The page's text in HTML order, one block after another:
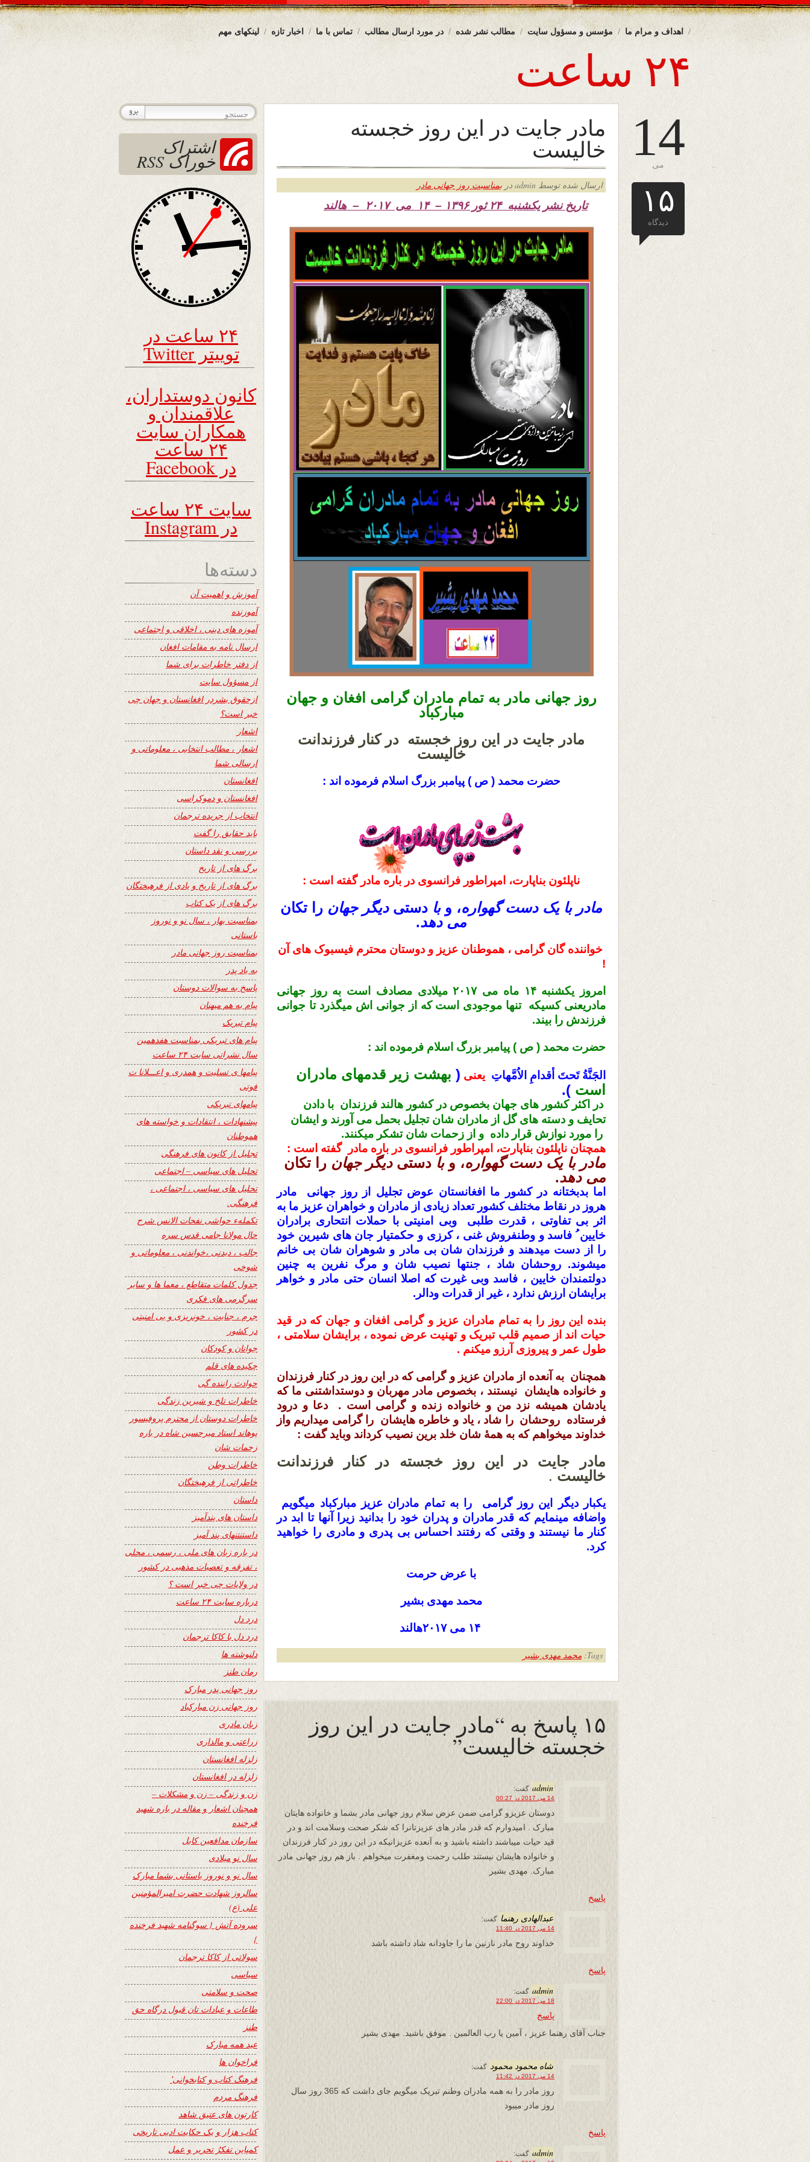
لینکهای مهم اخبار تازه تماس با ما در مورد ارسال مطالب مطالب نشر شده مؤسس و مسؤول سایت اهداف و مرام ما
۲۴ ساعت
14
می
۱۵
دیدگاه
مادر جایت در این روز خجسته
خالیست
ارسال شده توسط admin در بمناسبت روز جهانی مادر
تاریخ نشر یکشنبه ۲۴ ثور ۱۳۹۶ – ۱۴ می ۲۰۱۷ – هالند
روز جهانی مادر به تمام مادران گرامی افغان و جهان
مبارکباد
مادر جایت در این روز خجسته در کنار فرزندانت
خالیست
حضرت محمد ( ص ) پیامبر بزرگ اسلام فرموده اند :
ناپلئون بناپارت، امپراطور فرانسوی در باره مادر گفته است :
مادر با یک دست گهواره، وبا دستیدیگر جهان را تکان
می دهد.
خواننده گان گرامی ، هموطنان عزیز و دوستان محترم فیسبوک های آن
!
مروز یکشنبه ۱۴ ماه می ۲۰۱۷ میلادی مصادف است به روز جهانی
مادریعنی کسیکه تنها موجودی است که از جوانی اش میگذرد تا جوانی
فرزندش را بیند.
حضرت محمد ( ص ) پیامبر بزرگ اسلام فرموده اند :
الجَنَّةُ تَحتَ أقدامِ الاُمَّهاتِ یعنی ( بهشت زير قدم‏هاى مادران
است ).
در اکثر کشور های جهان بخصوص در کشور هالند فرزندان با دادن
تحایف و دسته های گل از مادران شان تجلیل بحمل می آورند و ایشان
را مورد نوازش قرار داده و از زحمات شان تشکر میکنند.
همچنان ناپلئون بناپارت، امپراطور فرانسوی در باره مادر گفته است :
مادر با یک دست گهواره، وبا دستیدیگر جهان را تکان
می دهد.
اما بدبختانه در کشور ما افغانستان عوض تجلیل از روز جهانی مادر
هروز در نقاط مختلف کشور تعداد زیادی از مادران و خواهران عزیز ما به
اثر بی تفاوتی ، قدرت طلبی وبی امنیتی با حملات انتحاری برادران
خایین ُ فاسد و وطنفروش غنی ، کرزی و حکمتیار جان های شیرین خود
را از دست میدهند و فرزندان شان بی مادر و شوهران شان بی خانم
میشوند. روحشان شاد ، جنتها نصیب شان و مرگ نفرین به چنین
دولتمندان خایین ، فاسد وبی غیرت که اصلا انسان حتی مادر و خواهر
برایشان ارزش ندارد ، غیر از قدرات ودالر.
بنده این روز را به تمام مادران عزیز و گرامی افغان و جهان که در قید
حیات اند از صمیم قلب تبریک و تهنیت عرض نموده ، برایشان سلامتی ،
طول عمر و پیروزی آرزو میکنم .
همچنان به آنعده از مادران عزیز و گرامی که در این روز در کنار فرزندان
و خانواده هایشان نیستند ، بخصوص مادر مهربان و دوستداشتنی ما که
يادشان هميشه نزد من و خانواده زنده و گرامی است . دعا و درود
فرستاده روحشان را شاد ، یاد و خاطره هایشان را گرامی میداریم واز
خداوند میخواهم که به همۀ شان خلد برین نصیب کرداند وباید گفت :
مادر جایت در این روز خجسته در کنار فرزندانت
خالیست .
یکبار دیگر این روز گرامی را به تمام مادران عزیز مبارکباد میگویم
واضافه مینمایم که قدر مادران و پدران خود را بدانید زیرا آنها تا ابد در
کنار ما نیستند و وقتی که رفتند احساس بی پدری و مادری را خواهید
کرد.
با عرض حرمت
محمد مهدی بشیر
۱۴ می ۲۰۱۷هالند
Tags: محمد مهدی بشیر
۱۵ پاسخ به “مادر جایت در این روز
خجسته خالیست”
admin گفت:
14 می 2017 در 00:27
دوستان عزیزو گرامی ضمن عرض سلام روز جهانی مادر بشما و خانواده هایتان
مبارک . امیدوارم که قدر مادر های عزیزتانرا که شکر صحت وسلامت اند و در
قید حیات میباشند داشته باشید و به آنعده عزیزانیکه در این روز در کنار فرزندان
و خانواده هایشان نیستند طلب رحمت ومغفرت میخواهم . باز هم روز جهانی مادر
مبارک. مهدی بشیر
پاسخ
عبدالهادی رهنما گفت:
14 می 2017 در 11:40
خداوند روح مادر نازنین ما را جاودانه شاد داشته باشد
پاسخ
admin گفت:
18 می 2017 در 22:00
جناب آقای رهنما عزیز ، آمین یا رب العالمین . موفق باشید. مهدی بشیر
پاسخ
شاه محمود محمود گفت:
14 می 2017 در 11:42
روز مادر را به همه مادران وطنم تبریک میگویم جای داشت که 365 روز سال
روز مادر میبود
پاسخ
admin گفت:
اشتراک
خوراک RSS
۲۴ ساعت در
توییتر Twitter
کانون دوستداران،
علاقمندان و
همکاران سایت
۲۴ ساعت
در Facebook
سایت ۲۴ ساعت
در Instagram
دسته‌ها
آموزش و اهمیت آن
آموزنده
آموزه های دینی ، اخلاقی و اجتماعی
ارسال نامه به مقامات افغان
از دفتر خاطرات برای شما
از مسؤول سایت
ازحقوق بشردر افغانستان و جهان چی
خبر است؟
اشعار
اشعار ، مطالب انتخابی ، معلوماتی و
ارسالی شما
افغانستان
افغانستان و دموکراسی
انتخاب از جریده ترجمان
باید حقایق را گفت
بررسی و نقد داستان
برگ های از تاریخ
برگ های از تاریخ و یادی از فرهیختگان
برگ های از یک کتاب
بمناسبت بهار ، سال نو و نوروز
باستانی
بمناسبت روز جهانی مادر
به یاد پدر
پاسخ به سوالات دوستان
پیام به هم میهنان
پیام تبریک
پیام های تبریکی بمناسبت هفدهمین
سال نشراتی سایت ۲۴ ساعت
پیامها ی تسلیت و همدری و اعـــلانا ت
فوتی
پیامهای تبریکی
پیشنهادات ، انتقادات و خواسته های
هموطنان
تجلیل از کانون های فرهنگی
تحلیل های سیاسی – اجتماعی
تحلیل های سیاسی ، اجتماعی ،
فرهنگی.
تکملهء حواشی نفحات الانس شرح
حال مولانا جامی قدس سره
جالب ، دیدنی ،خواندنی ، معلوماتی و
شوخی
جدول کلمات متقاطع ، معما ها و سایر
سرگرمی های فکری
جرم ، جنایت ، خونریزی و بی امنیتی
در کشور
جوانان و کودکان
چکیده های قلم
حوادث راننده گی
خاطرات تلخ و شیرین زندگی
خاطرات دوستان از محترم پروفیسور
پوهاند استاد میرحسین شاه در باره
زحمات شان
خاطرات وطن
خاطراتی از فرهیختگان
داستان
داستان های پندآمیز
داستنتنهای پند آمیز
در باره زبان های ملی ، رسمی ، محلی
، تفرقه و تعصبات مذهبی در کشور
در ولایات چی خبر است ؟
درباره سایت ۲۴ ساعت
درد دل
درد دل با کاکا ترجمان
دلنوشته ها
رمان طنز
روز جهانی پدر مبارک
روز جهانی زن مبارکباد
زبان مادری
زراعتی و مالداری
زلزله افغانستان
زلزله در افغانستان
زن و زندگی – زن و مشکلات –
همچنان اشعار و مقاله در باره شهید
فرخنده
سازمان مدافعین کابل
سال نو میلادی
سال نو و نوروز باستانی بشما مبارک
سالروز شهادت حضرت امیرالمؤمنین
علی (ع)
سروده آتش { سوگنامه شهید فرخنده
}
سولاتی از کاکا ترجمان
سیاسی
صحت و سلامتی
طاعات و عبادات تان قبول درگاه حق
طنز
عید همه مبارک
فراخوان ها
فرهنگ کتاب و کتابخوانی٬
فرهنگ مردم
کارتون های عتیق شاهد
کتاب هزار و یک حکایت ادبی تاریخی
کمپاین تفکرُ تحریر و عمل